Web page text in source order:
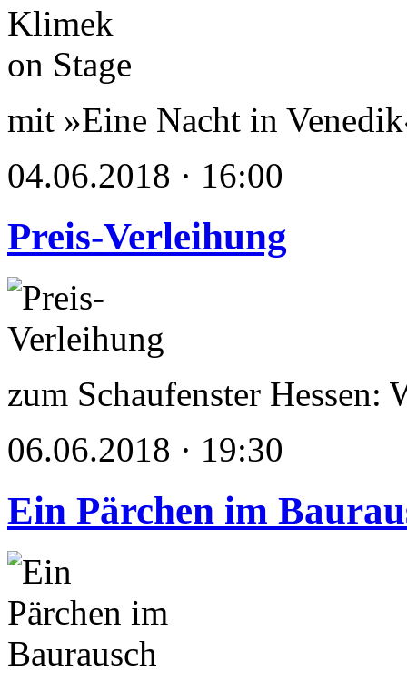
mit »Eine Nacht in
04.06.2018 · 16:00
Preis-Verleihung
zum Schaufenster Hessen:
06.06.2018 · 19:30
Ein Pärchen im